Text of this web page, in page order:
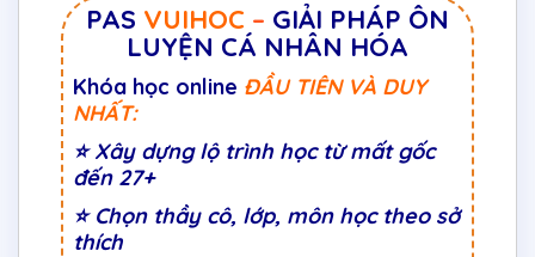
PAS VUIHOC – GIẢI PHÁP ÔN
LUYỆN CÁ NHÂN HÓA
Khóa học online ĐẦU TIÊN VÀ DUY
NHẤT:
⭐Xây dựng lộ trình học từ mất gốc
đến 27+
⭐ Chọn thầy cô, lớp, môn học theo sở
thích